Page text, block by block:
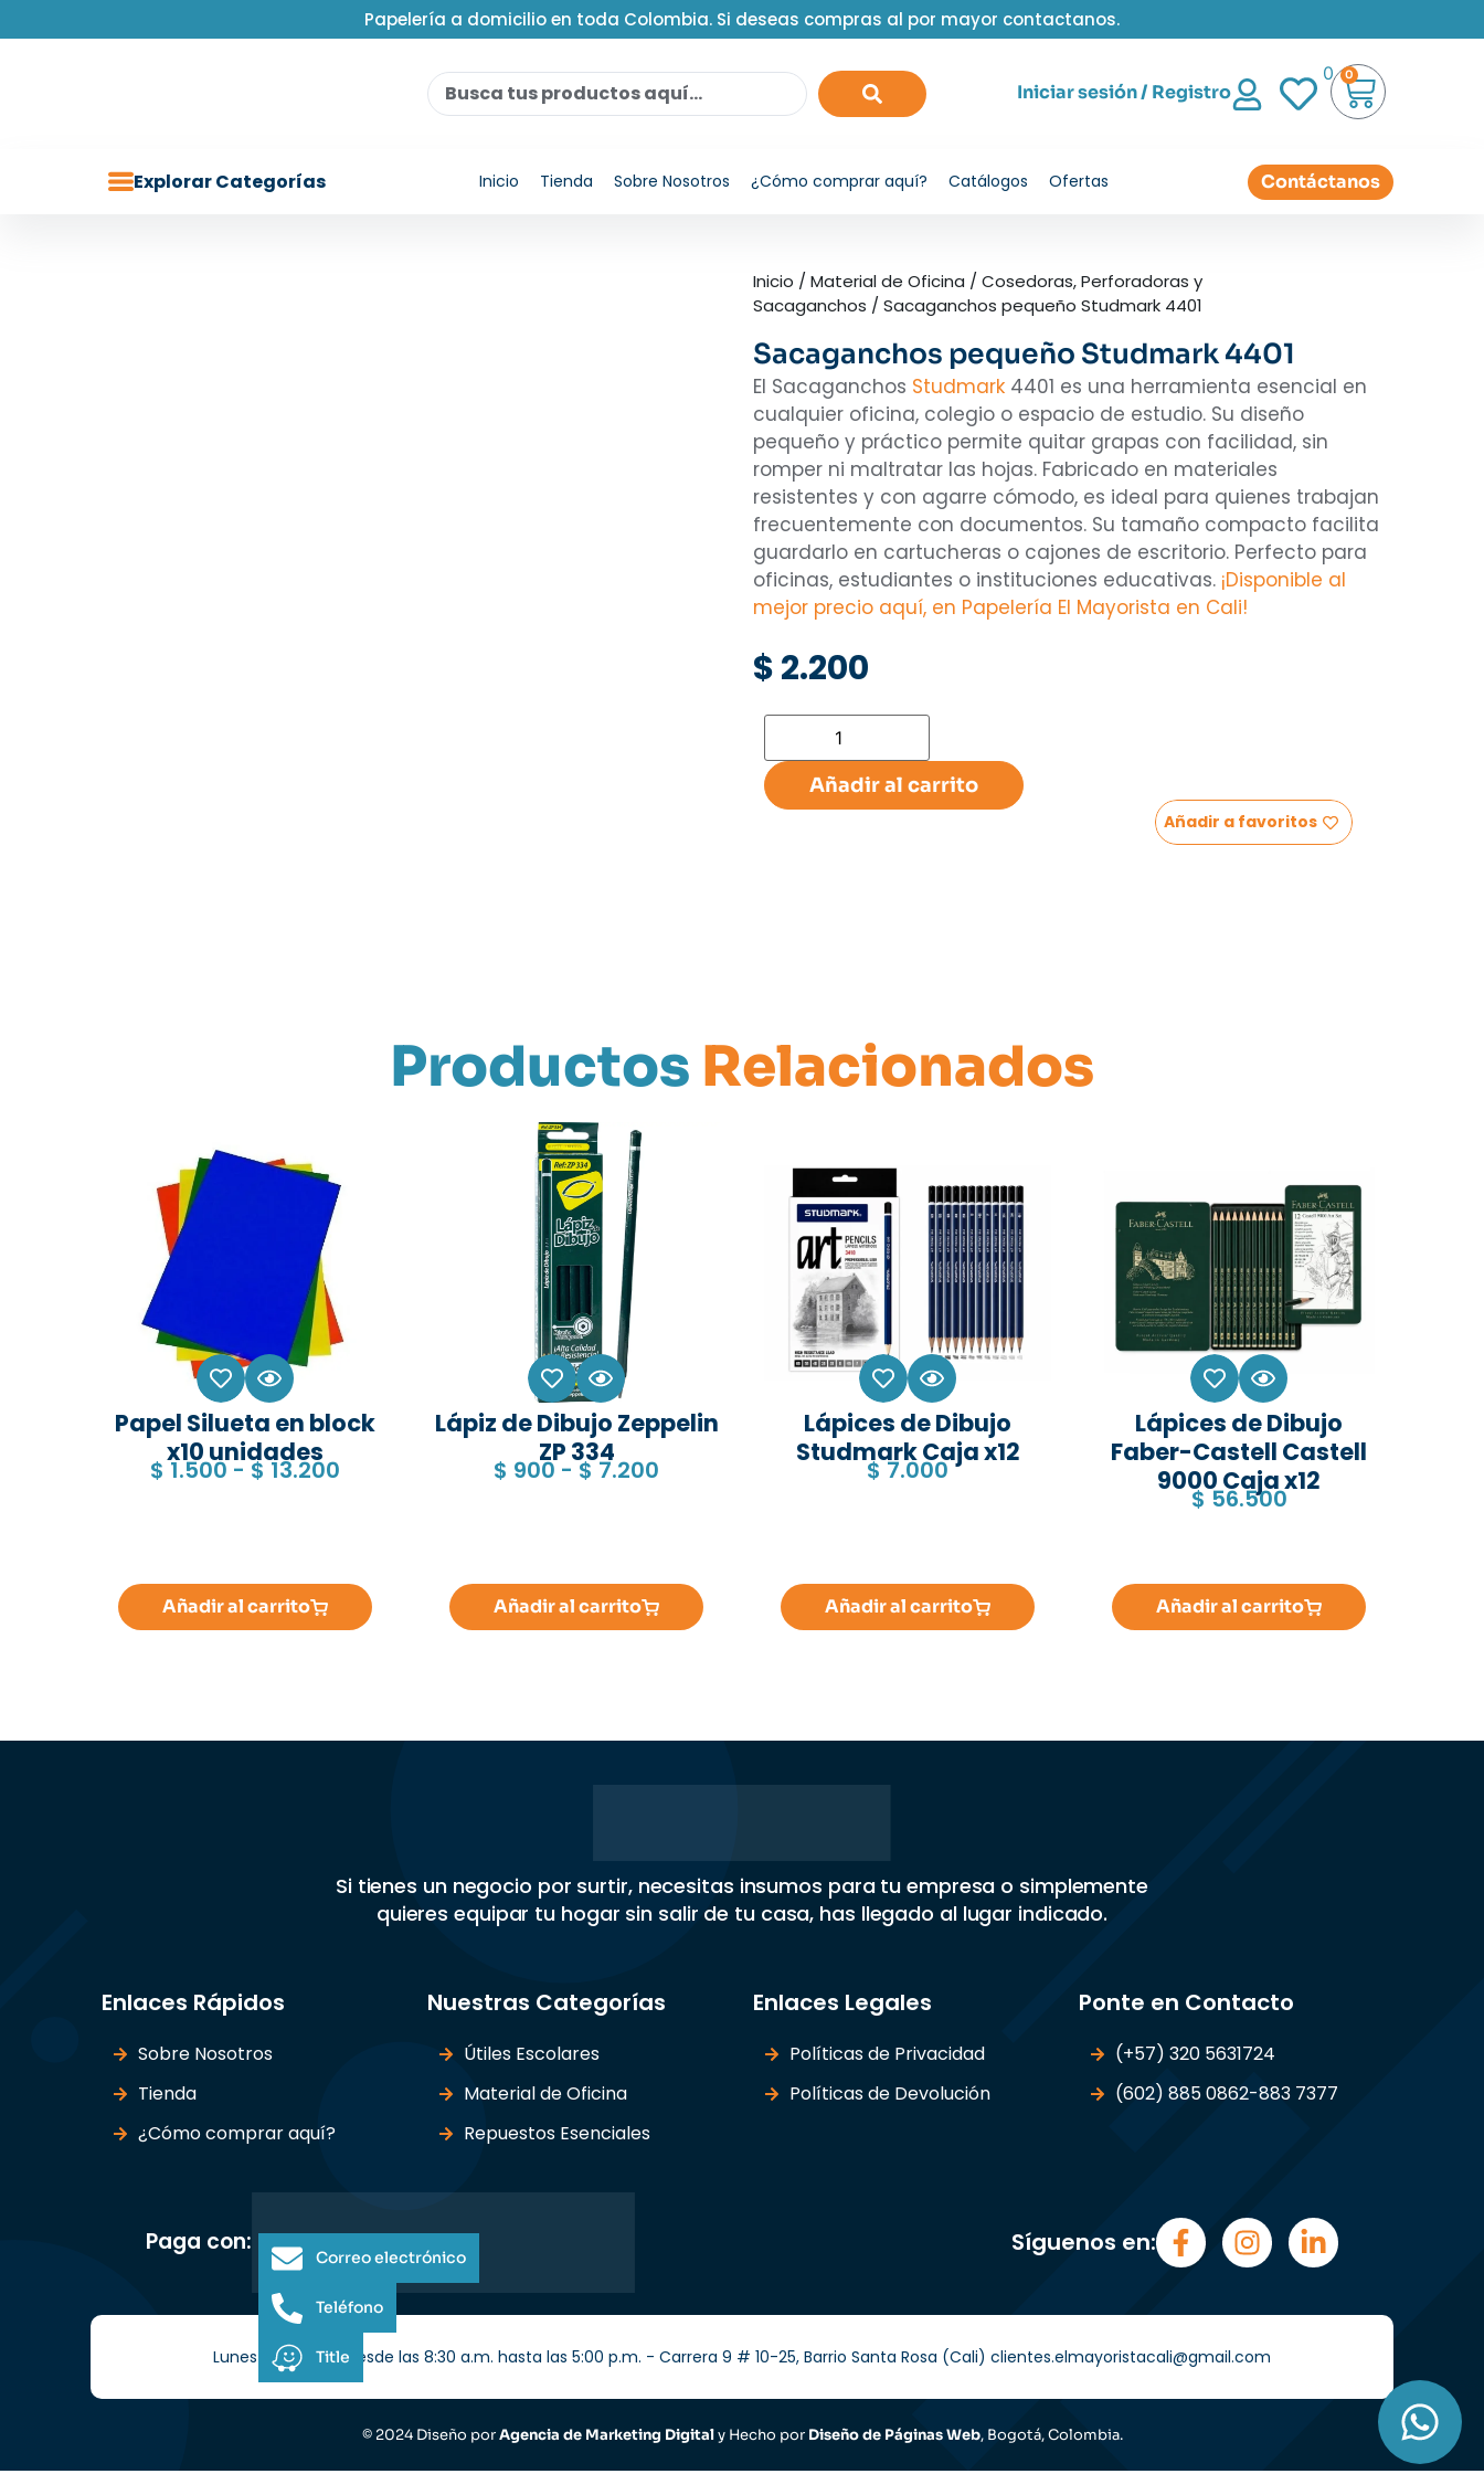
Papelería a domicilio en toda Colombia. Si deseas compras al por mayor contactanos.
Iniciar sesión / Registro
0 0
Explorar Categorías Inicio Tienda Sobre Nosotros ¿Cómo comprar aquí? Catálogos Ofertas Contáctanos
Inicio / Material de Oficina / Cosedoras, Perforadoras y
Sacaganchos / Sacaganchos pequeño Studmark 4401
Sacaganchos pequeño Studmark 4401
El Sacaganchos Studmark 4401 es una herramienta esencial en
cualquier oficina, colegio o espacio de estudio. Su diseño
pequeño y práctico permite quitar grapas con facilidad, sin
romper ni maltratar las hojas. Fabricado en materiales
resistentes y con agarre cómodo, es ideal para quienes trabajan
frecuentemente con documentos. Su tamaño compacto facilita
guardarlo en cartucheras o cajones de escritorio. Perfecto para
oficinas, estudiantes o instituciones educativas. ¡Disponible al
mejor precio aquí, en Papelería El Mayorista en Cali!
$2.200
Añadir al carrito
Añadir a favoritos
Productos Relacionados
Papel Silueta en block
x10 unidades
$1.500 -$13.200
Añadir al carrito
Lápiz de Dibujo Zeppelin
ZP 334
$ 900 - $7.200
Añadir al carrito
Lápices de Dibujo
Studmark Caja x12
$7.000
Añadir al carrito
Lápices de Dibujo
Faber-Castell Castell
9000 Caja x12
$56.500
Añadir al carrito
Si tienes un negocio por surtir, necesitas insumos para tu empresa o simplemente
quieres equipar tu hogar sin salir de tu casa, has llegado al lugar indicado.
Enlaces Rápidos
Sobre Nosotros
Tienda
¿Cómo comprar aquí?
Nuestras Categorías
Útiles Escolares
Material de Oficina
Repuestos Esenciales
Enlaces Legales
Políticas de Privacidad
Políticas de Devolución
Ponte en Contacto
(+57) 320 5631724
(602) 885 0862-883 7377
Paga con: Síguenos en:
Lunes a Sábados desde las 8:30 a.m. hasta las 5:00 p.m. - Carrera 9 # 10-25, Barrio Santa Rosa (Cali) clientes.elmayoristacali@gmail.com
© 2024 Diseño porAgencia de Marketing Digitaly Hecho por Diseño de Páginas Web, Bogotá, Colombia.
Correo electrónico
Teléfono
Title